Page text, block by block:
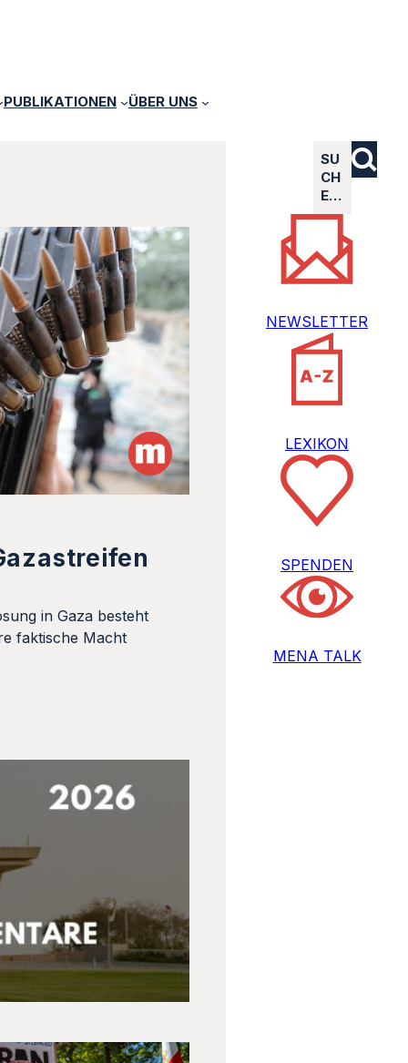
PUBLIKATIONEN ÜBER UNS
in Gaza besteht
faktische Macht
SU
CH
E…
NEWSLETTER
LEXIKON
SPENDEN
MENA TALK